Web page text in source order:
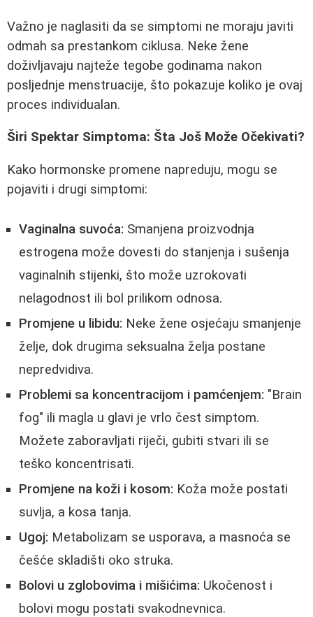
Važno je naglasiti da se simptomi ne moraju javiti
odmah sa prestankom ciklusa. Neke žene
doživljavaju najteže tegobe godinama nakon
posljednje menstruacije, što pokazuje koliko je ovaj
proces individualan.
Širi Spektar Simptoma: Šta Još Može Očekivati?
Kako hormonske promene napreduju, mogu se
pojaviti i drugi simptomi:
Vaginalna suvoća: Smanjena proizvodnja
estrogena može dovesti do stanjenja i sušenja
vaginalnih stijenki, što može uzrokovati
nelagodnost ili bol prilikom odnosa.
Promjene u libidu: Neke žene osjećaju smanjenje
želje, dok drugima seksualna želja postane
nepredvidiva.
Problemi sa koncentracijom i pamćenjem: "Brain
fog" ili magla u glavi je vrlo čest simptom.
Možete zaboravljati riječi, gubiti stvari ili se
teško koncentrisati.
Promjene na koži i kosom: Koža može postati
suvlja, a kosa tanja.
Ugoj: Metabolizam se usporava, a masnoća se
češće skladišti oko struka.
Bolovi u zglobovima i mišićima: Ukočenost i
bolovi mogu postati svakodnevnica.